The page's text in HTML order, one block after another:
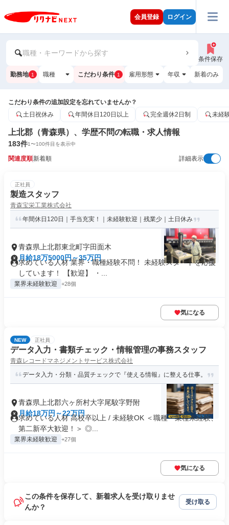
会員登録 ログイン
職種・キーワードから探す
条件保存
勤務地 1 職種 こだわり条件 1 雇用形態 年収 新着のみ
こだわり条件の追加設定を忘れていませんか？
土日祝休み
年間休日120日以上 完全週休2日制 未経
上北郡（青森県）、学歴不問の転職・求人情報
183件1〜100件目を表示中
関連度順新着順 詳細表示
正社員
製造スタッフ
青森宝栄工業株式会社
年間休日120日｜手当充実！｜未経験歓迎｜残業少｜土日休み
青森県上北郡東北町字田面木
月給18万5000円～35万円
求めている人材 業界・職種経験不問！ 未経験スタートを応援
しています！ 【歓迎】 ・...
業界未経験歓迎 +28個
気になる
NEW 正社員
データ入力・書類チェック・情報管理の事務スタッフ
青森レコードマネジメントサービス株式会社
データ入力・分類・品質チェックで『使える情報』に整える仕事。
青森県上北郡六ヶ所村大字尾駮字野附
月給18万円～22万円
求めている人材 高校卒以上 / 未経験OK ＜職種・業種未経験、
第二新卒大歓迎！＞ ◎...
業界未経験歓迎 +27個
気になる
この条件を保存して、新着求人を受け取りませ
んか？
受け取る